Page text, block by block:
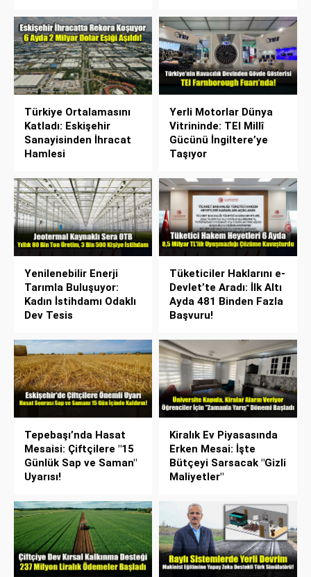
Türkiye Ortalamasını
Katladı: Eskişehir
Sanayisinden İhracat
Hamlesi
Yerli Motorlar Dünya
Vitrininde: TEI Millî
Gücünü İngiltere’ye
Taşıyor
Yenilenebilir Enerji
Tarımla Buluşuyor:
Kadın İstihdamı Odaklı
Dev Tesis
Tüketiciler Haklarını e-
Devlet’te Aradı: İlk Altı
Ayda 481 Binden Fazla
Başvuru!
Tepebaşı’nda Hasat
Mesaisi: Çiftçilere "15
Günlük Sap ve Saman"
Uyarısı!
Kiralık Ev Piyasasında
Erken Mesai: İşte
Bütçeyi Sarsacak "Gizli
Maliyetler"